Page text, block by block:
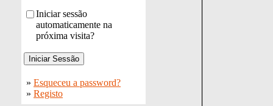
Iniciar sessão
automaticamente na
próxima visita?
» Esqueceu a password?
» Registo